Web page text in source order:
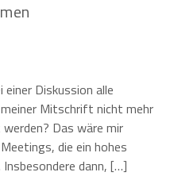
einer Diskussion alle
Mitschrift nicht mehr
Das wäre mir
die ein hohes
dann, […]